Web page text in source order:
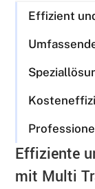
Effizient
Effiziente
mit Multi